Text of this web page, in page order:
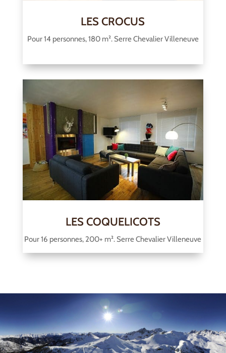
LES CROCUS
Pour 14 personnes, 180 m². Serre Chevalier Villeneuve
LES COQUELICOTS
Pour 16 personnes, 200+ m². Serre Chevalier Villeneuve